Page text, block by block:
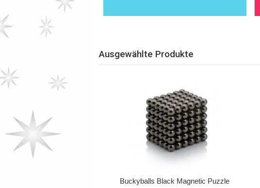
Ausgewählte Produkte
Buckyballs Black Magnetic Puzzle